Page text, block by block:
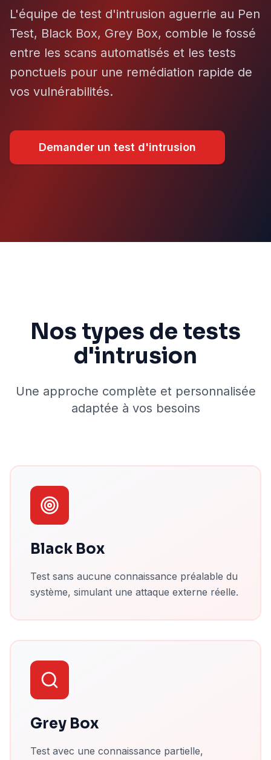
L'équipe de test d'intrusion aguerrie au Pen
Test, Black Box, Grey Box, comble le fossé
entre les scans automatisés et les tests
ponctuels pour une remédiation rapide de
vos vulnérabilités.
Demander un test d'intrusion
Nos types de tests
d'intrusion
Une approche complète et personnalisée
adaptée à vos besoins
Black Box
Test sans aucune connaissance préalable du
système, simulant une attaque externe réelle.
Grey Box
Test avec une connaissance partielle,